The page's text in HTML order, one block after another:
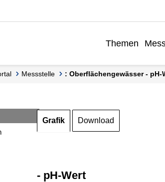
Themen
Messstelle : Oberflächengewässer - pH-
Grafik Download
- pH-Wert